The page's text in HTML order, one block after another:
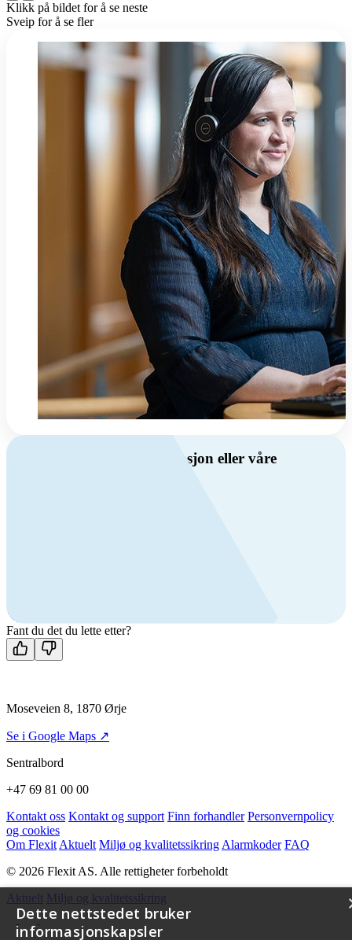
Klikk på bildet for å se neste
Sveip for å se fler
Har du spørsmål om ventilasjon eller våre
Kontakt oss
Fant du det du lette etter?
Moseveien 8, 1870 Ørje
Se i Google Maps ↗
Sentralbord
+47 69 81 00 00
Kontakt oss Kontakt og support Finn forhandler Personvernpolicy
og cookies
Om Flexit Aktuelt Miljø og kvalitetssikring Alarmkoder FAQ
© 2026 Flexit AS. Alle rettigheter forbeholdt
Aktuelt Miljø og kvalitetssikring
Dette nettstedet bruker
informasjonskapsler